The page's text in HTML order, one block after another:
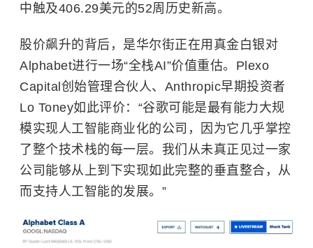
中触及406.29美元的52周历史新高。
股价飙升的背后，是华尔街正在用真金白银对
Alphabet进行一场“全栈AI”价值重估。Plexo
Capital创始管理合伙人、Anthropic早期投资者
Lo Toney如此评价：“谷歌可能是最有能力大规
模实现人工智能商业化的公司，因为它几乎掌控
了整个技术栈的每一层。我们从未真正见过一家
公司能够从上到下实现如此完整的垂直整合，从
而支持人工智能的发展。”